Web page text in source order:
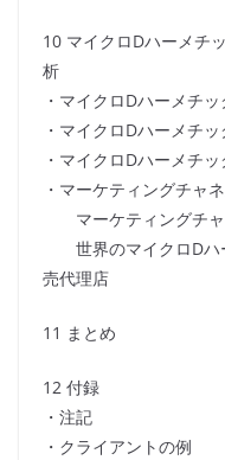
10 マイクロDハーメチ
析
・マイクロDハーメチ
・マイクロDハーメチ
・マイクロDハーメチ
・マーケティングチャ
マーケティングチ
世界のマイクロDハ
売代理店
11 まとめ
12 付録
・注記
・クライアントの例